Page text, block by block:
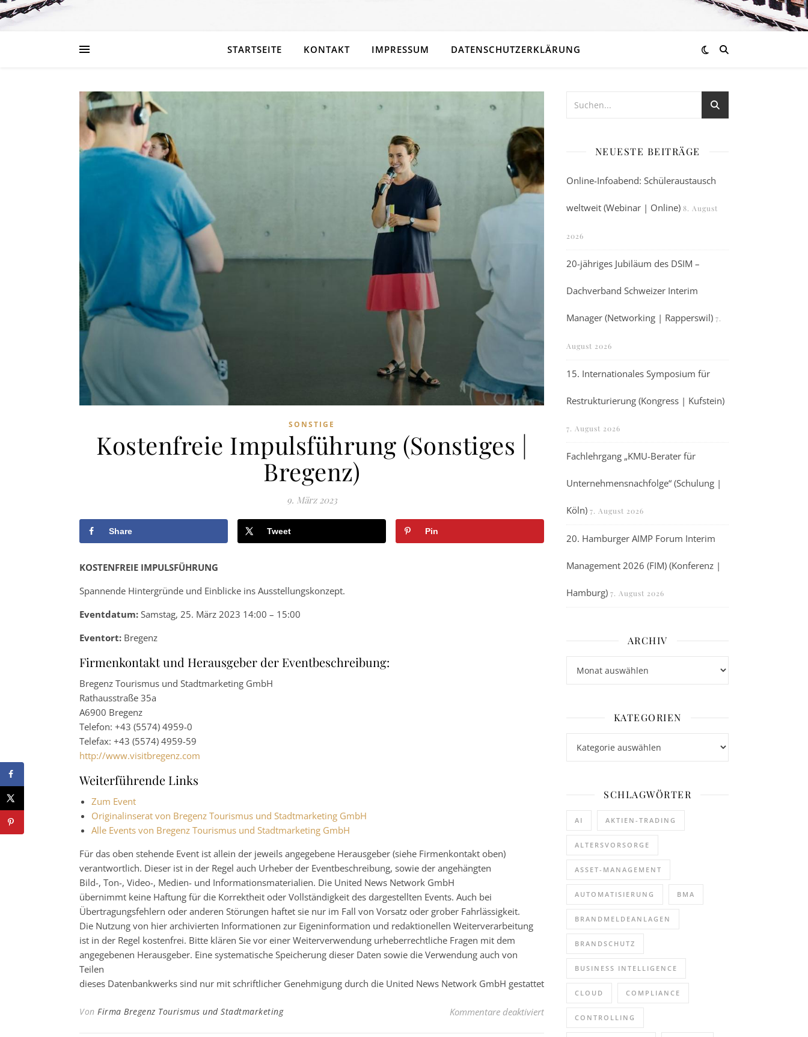
STARTSEITE KONTAKT IMPRESSUM DATENSCHUTZERKLÄRUNG
SONSTIGE
Kostenfreie Impulsführung (Sonstiges |
Bregenz)
9. März 2023
Share Tweet Pin
KOSTENFREIE IMPULSFÜHRUNG
Spannende Hintergründe und Einblicke ins Ausstellungskonzept.
Eventdatum: Samstag, 25. März 2023 14:00 – 15:00
Eventort: Bregenz
Firmenkontakt und Herausgeber der Eventbeschreibung:
Bregenz Tourismus und Stadtmarketing GmbH
Rathausstraße 35a
A6900 Bregenz
Telefon: +43 (5574) 4959-0
Telefax: +43 (5574) 4959-59
http://www.visitbregenz.com
Weiterführende Links
Zum Event
Originalinserat von Bregenz Tourismus und Stadtmarketing GmbH
Alle Events von Bregenz Tourismus und Stadtmarketing GmbH
Für das oben stehende Event ist allein der jeweils angegebene Herausgeber (siehe Firmenkontakt oben)
verantwortlich. Dieser ist in der Regel auch Urheber der Eventbeschreibung, sowie der angehängten
Bild-, Ton-, Video-, Medien- und Informationsmaterialien. Die United News Network GmbH
übernimmt keine Haftung für die Korrektheit oder Vollständigkeit des dargestellten Events. Auch bei
Übertragungsfehlern oder anderen Störungen haftet sie nur im Fall von Vorsatz oder grober Fahrlässigkeit.
Die Nutzung von hier archivierten Informationen zur Eigeninformation und redaktionellen Weiterverarbeitung
ist in der Regel kostenfrei. Bitte klären Sie vor einer Weiterverwendung urheberrechtliche Fragen mit dem
angegebenen Herausgeber. Eine systematische Speicherung dieser Daten sowie die Verwendung auch von
Teilen
dieses Datenbankwerks sind nur mit schriftlicher Genehmigung durch die United News Network GmbH gestattet
Von Firma Bregenz Tourismus und Stadtmarketing Kommentare deaktiviertfür Kostenfreie Impulsführung (Sonstiges | Bregenz)
NEUESTE BEITRÄGE
Online-Infoabend: Schüleraustausch
weltweit (Webinar | Online) 8. August
2026
20-jähriges Jubiläum des DSIM –
Dachverband Schweizer Interim
Manager (Networking | Rapperswil) 7.
August 2026
15. Internationales Symposium für
Restrukturierung (Kongress | Kufstein)
7. August 2026
Fachlehrgang „KMU-Berater für
Unternehmensnachfolge“ (Schulung |
Köln) 7. August 2026
20. Hamburger AIMP Forum Interim
Management 2026 (FIM) (Konferenz |
Hamburg) 7. August 2026
ARCHIV
KATEGORIEN
SCHLAGWÖRTER
AI AKTIEN-TRADING
ALTERSVORSORGE
ASSET-MANAGEMENT
AUTOMATISIERUNG BMA
BRANDMELDEANLAGEN
BRANDSCHUTZ
BUSINESS INTELLIGENCE
CLOUD COMPLIANCE
CONTROLLING